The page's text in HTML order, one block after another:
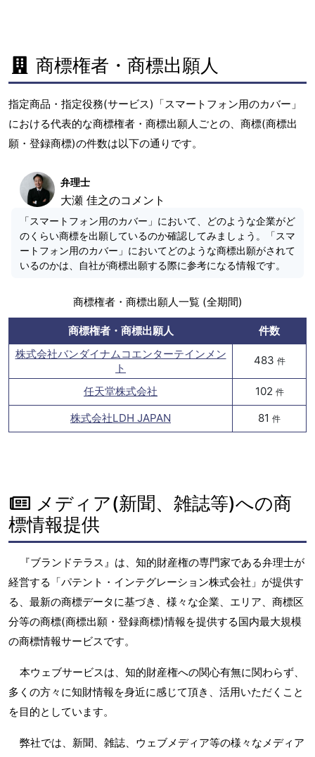
商標権者・商標出願人
指定商品・指定役務(サービス)「スマートフォン用のカバー」
における代表的な商標権者・商標出願人ごとの、商標(商標出
願・登録商標)の件数は以下の通りです。
弁理士
大瀬 佳之のコメント
「スマートフォン用のカバー」において、どのような企業がど
のくらい商標を出願しているのか確認してみましょう。「スマ
ートフォン用のカバー」においてどのような商標出願がされて
いるのかは、自社が商標出願する際に参考になる情報です。
商標権者・商標出願人一覧 (全期間)
商標権者・商標出願人
件数
株式会社バンダイナムコエンターテインメン
ト
483 件
任天堂株式会社 102 件
株式会社LDH JAPAN 81 件
メディア(新聞、雑誌等)への商
標情報提供
『ブランドテラス』は、知的財産権の専門家である弁理士が
経営する「パテント・インテグレーション株式会社」が提供す
る、最新の商標データに基づき、様々な企業、エリア、商標区
分等の商標(商標出願・登録商標)情報を提供する国内最大規模
の商標情報サービスです。
本ウェブサービスは、知的財産権への関心有無に関わらず、
多くの方々に知財情報を身近に感じて頂き、活用いただくこと
を目的としています。
弊社では、新聞、雑誌、ウェブメディア等の様々なメディア